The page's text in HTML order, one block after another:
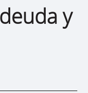
y